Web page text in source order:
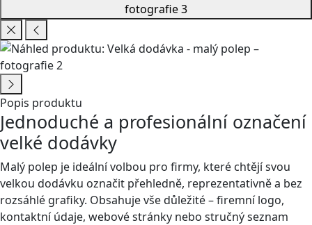
Popis produktu
Jednoduché a profesionální označení
velké dodávky
Malý polep je ideální volbou pro firmy, které chtějí svou
velkou dodávku označit přehledně, reprezentativně a bez
rozsáhlé grafiky. Obsahuje vše důležité – firemní logo,
kontaktní údaje, webové stránky nebo stručný seznam